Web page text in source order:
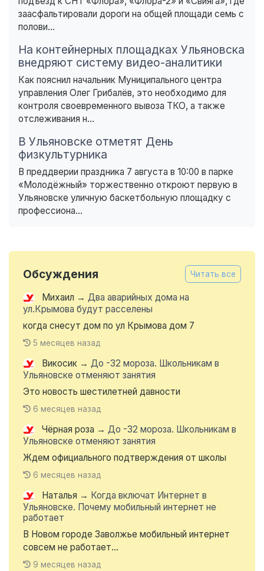
заасфальтировали дороги на общей площади семь с
полови...
На контейнерных площадках Ульяновска
внедряют систему видео-аналитики
Как пояснил начальник Муниципального центра
управления Олег Грибалёв, это необходимо для
контроля своевременного вывоза ТКО, а также
отслеживания н...
В Ульяновске отметят День
физкультурника
В преддверии праздника 7 августа в 10:00 в парке
«Молодёжный» торжественно откроют первую в
Ульяновске уличную баскетбольную площадку с
профессиона...
Обсуждения Читать все
Михаил → Два аварийных дома на
ул.Крымова будут расселены
когда снесут дом по ул Крымова дом 7
5 месяцев назад
Викосик → До -32 мороза. Школьникам в
Ульяновске отменяют занятия
Это новость шестилетней давности
6 месяцев назад
Чёрная роза → До -32 мороза. Школьникам в
Ульяновске отменяют занятия
Ждем официального подтверждения от школы
6 месяцев назад
Наталья → Когда включат Интернет в
Ульяновске. Почему мобильный интернет не
работает
В Новом городе Заволжье мобильный интернет
совсем не работает...
9 месяцев назад